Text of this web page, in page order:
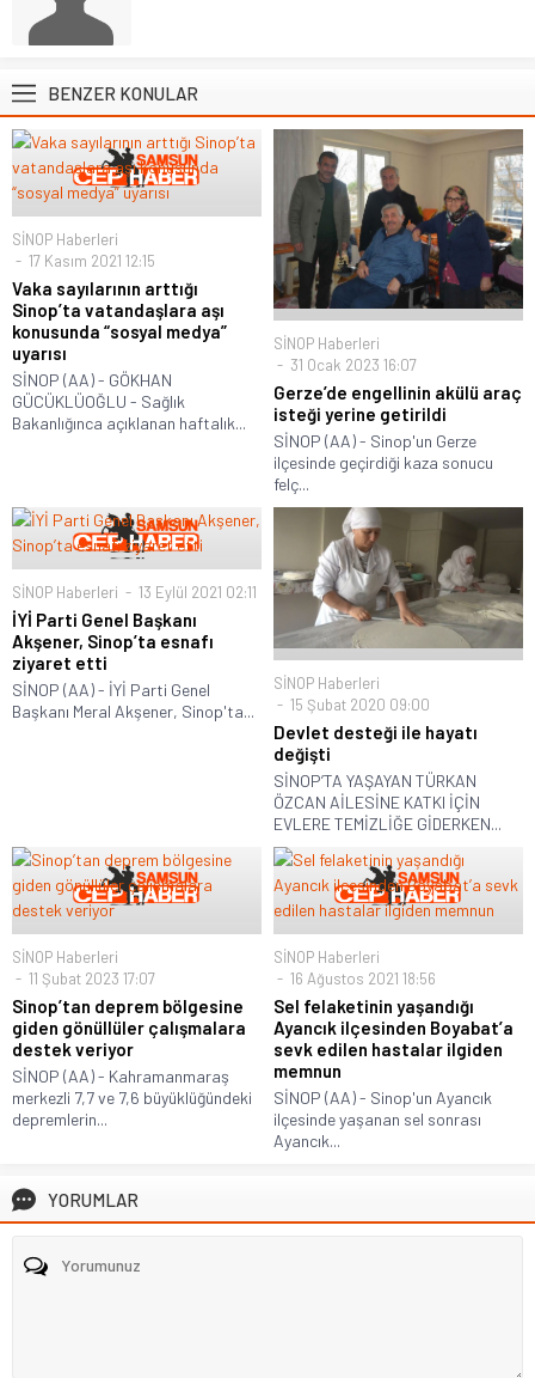
BENZER KONULAR
SİNOP Haberleri
17 Kasım 2021 12:15
Vaka sayılarının arttığı
Sinop’ta vatandaşlara aşı
konusunda “sosyal medya”
uyarısı
SİNOP (AA) - GÖKHAN
GÜCÜKLÜOĞLU - Sağlık
Bakanlığınca açıklanan haftalık...
SİNOP Haberleri
31 Ocak 2023 16:07
Gerze’de engellinin akülü araç
isteği yerine getirildi
SİNOP (AA) - Sinop'un Gerze
ilçesinde geçirdiği kaza sonucu
felç...
SİNOP Haberleri 13 Eylül 2021 02:11
İYİ Parti Genel Başkanı
Akşener, Sinop’ta esnafı
ziyaret etti
SİNOP (AA) - İYİ Parti Genel
Başkanı Meral Akşener, Sinop'ta...
SİNOP Haberleri
15 Şubat 2020 09:00
Devlet desteği ile hayatı
değişti
SİNOP’TA YAŞAYAN TÜRKAN
ÖZCAN AİLESİNE KATKI İÇİN
EVLERE TEMİZLİĞE GİDERKEN...
SİNOP Haberleri
11 Şubat 2023 17:07
Sinop’tan deprem bölgesine
giden gönüllüler çalışmalara
destek veriyor
SİNOP (AA) - Kahramanmaraş
merkezli 7,7 ve 7,6 büyüklüğündeki
depremlerin...
SİNOP Haberleri
16 Ağustos 2021 18:56
Sel felaketinin yaşandığı
Ayancık ilçesinden Boyabat’a
sevk edilen hastalar ilgiden
memnun
SİNOP (AA) - Sinop'un Ayancık
ilçesinde yaşanan sel sonrası
Ayancık...
YORUMLAR